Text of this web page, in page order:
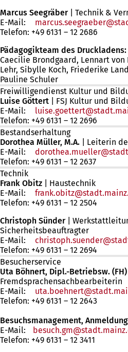
Marcus Seegräber| Technik &
E-Mail:
marcus.seegraeber
Telefon: +49 6131 – 12 2686
Pädagogikteam des Druckladens:
Caecilie Brondgaard, Lennart von
Lehr, Sibylle Koch, Friederike
Pauline Schuler
Freiwilligendienst Kultur und
Luise Göttert
FSJ Kultur und
E-Mail:
luise.goettert
Telefon: +49 6131 – 12 2696
Bestandserhaltung
Dorothea Müller, M.A.
| Leiterin
E-Mail:
dorothea.mueller
Telefon: +49 6131 – 12 2637
Technik
Frank Obitz | Haustechnik
E-Mail:
frank.obitz stadt.mainz
Telefon: +49 6131 – 12 2504
Christoph Sünder
|
Sicherheitsbeauftragter
E-Mail:
christoph.suender
Telefon: +49 6131 – 12 2694
Besucherservice
Uta Böhnert, Dipl.-Betriebsw. (FH)
Fremdsprachensachbearbeiterin
E-Mail:
uta.boehnert
Telefon: +49 6131 – 12 2643
Besuchsmanagement,
E-Mail:
besuch.gm stadt.mainz
Telefon: +49 6131 – 12 3411